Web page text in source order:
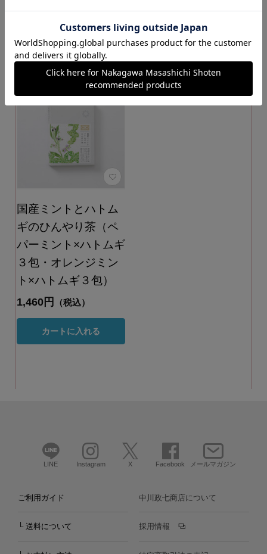
カートに入れる カートに入れる
国産ミントとハトム
ギのひんやり茶（ペ
パーミント×ハトムギ
３包・オレンジミン
ト×ハトムギ３包）
1,460円 （税込）
カートに入れる
LINE Instagram X Facebook メールマガジン
ご利用ガイド
└ 送料について
中川政七商店について
採用情報